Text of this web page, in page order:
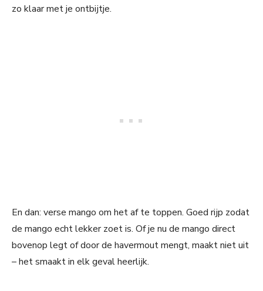
zo klaar met je ontbijtje.
En dan: verse mango om het af te toppen. Goed rijp zodat
de mango echt lekker zoet is. Of je nu de mango direct
bovenop legt of door de havermout mengt, maakt niet uit
– het smaakt in elk geval heerlijk.